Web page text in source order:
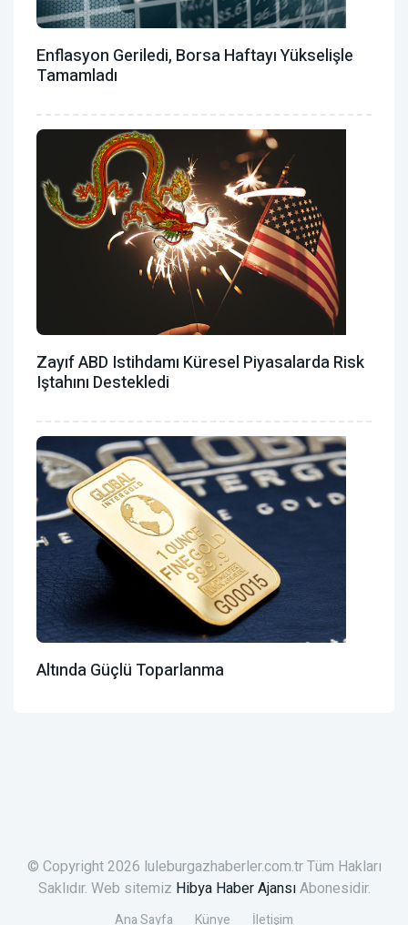
Enflasyon Geriledi, Borsa Haftayı Yükselişle
Tamamladı
Zayıf ABD Istihdamı Küresel Piyasalarda Risk
Iştahını Destekledi
Altında Güçlü Toparlanma
© Copyright 2026 luleburgazhaberler.com.tr Tüm Hakları
Saklıdır. Web sitemiz Hibya Haber AjansıAbonesidir.
Ana Sayfa Künye İletişim